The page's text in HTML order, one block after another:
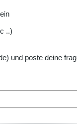
..)
und poste deine